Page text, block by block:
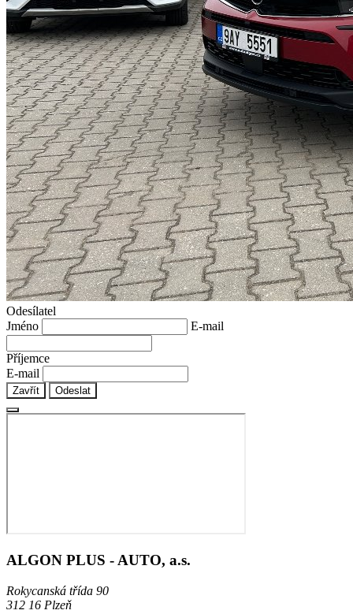
Odesílatel
Jméno
E-mail
Příjemce
E-mail
Zavřít Odeslat
ALGON PLUS - AUTO, a.s.
Rokycanská třída 90
312 16 Plzeň